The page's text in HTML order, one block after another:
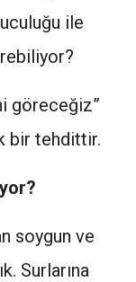
ile
göreceğiz”
bir tehdittir.
soygun ve
Surlarına